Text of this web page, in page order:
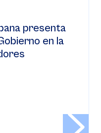
presenta
en la